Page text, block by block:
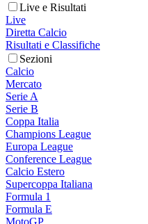
Live e Risultati
Live
Diretta Calcio
Risultati e Classifiche
Sezioni
Calcio
Mercato
Serie A
Serie B
Coppa Italia
Champions League
Europa League
Conference League
Calcio Estero
Supercoppa Italiana
Formula 1
Formula E
MotoGP